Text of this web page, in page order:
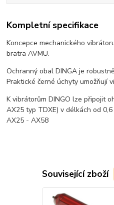
Kompletní specifikace
Koncepce mechanického
bratra AVMU.
Ochranný obal DINGA je
Praktické černé úchyty umožňují
K vibrátorům DINGO lze připojit
AX25 typ TDXE) v délkách od
AX25 - AX58
Související zboží